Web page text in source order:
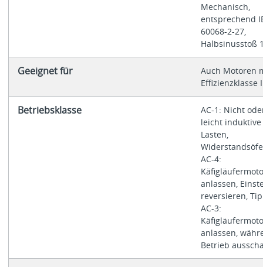
Mechanisch,
entsprechend
60068-2-27,
Halbsinusstoß
Geeignet für
Auch Motoren
Effizienzklasse
Betriebsklasse
AC-1: Nicht
leicht induktive
Lasten,
AC-4:
anlassen,
reversieren,
AC-3:
anlassen,
Betrieb